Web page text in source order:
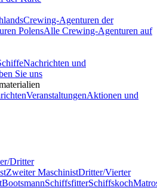
Crewing-Agenturen der
PolensAlle Crewing-Agenturen auf
Nachrichten und
Sie uns
VeranstaltungenAktionen und
Dritter
Zweiter MaschinistDritter/Vierter
BootsmannSchiffsfitterSchiffskoch